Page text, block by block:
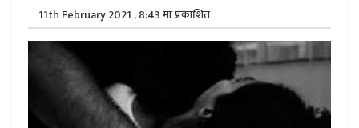
11th February 2021 , 8:43 मा प्रकाशित